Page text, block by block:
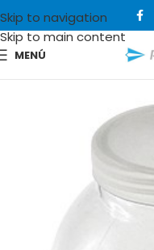
Skip to navigation
Skip to main content
MENÚ